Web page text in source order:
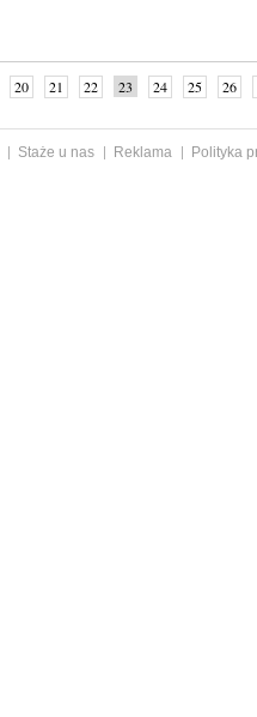
20 21 22 23 24 25 26
Staże u nas Reklama
Polityka